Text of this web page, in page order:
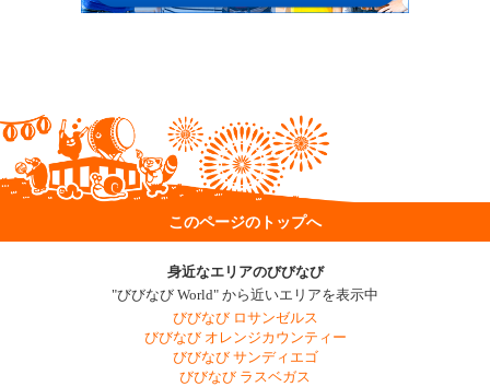
このページのトップへ
身近なエリアのびびなび
"びびなび World" から近いエリアを表示中
びびなび ロサンゼルス
びびなび オレンジカウンティー
びびなび サンディエゴ
びびなび ラスベガス